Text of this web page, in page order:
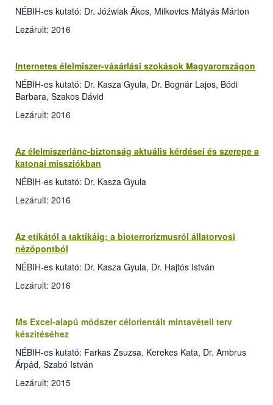
NÉBIH-es kutató: Dr. Jóźwiak Ákos, Milkovics Mátyás Márton
Lezárult: 2016
Internetes élelmiszer-vásárlási szokások Magyarországon
NÉBIH-es kutató: Dr. Kasza Gyula, Dr. Bognár Lajos, Bódi
Barbara, Szakos Dávid
Lezárult: 2016
Az élelmiszerlánc-biztonság aktuális kérdései és szerepe a
katonai missziókban
NÉBIH-es kutató: Dr. Kasza Gyula
Lezárult: 2016
Az etikától a taktikáig: a bioterrorizmusról állatorvosi
nézőpontból
NÉBIH-es kutató: Dr. Kasza Gyula, Dr. Hajtós István
Lezárult: 2016
Ms Excel-alapú módszer célorientált mintavételi terv
készítéséhez
NÉBIH-es kutató: Farkas Zsuzsa, Kerekes Kata, Dr. Ambrus
Árpád, Szabó István
Lezárult: 2015